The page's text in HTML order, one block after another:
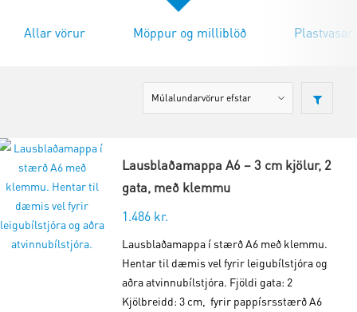
Allar vörur Möppur og milliblöð
Lausblaðamappa A6 – 3 cm kjölur, 2
gata, með klemmu
1.486 kr.
Lausblaðamappa í stærð A6 með klemmu.
Hentar til dæmis vel fyrir leigubílstjóra og
aðra atvinnubílstjóra. Fjöldi gata: 2
Kjölbreidd: 3 cm, fyrir pappísrsstærð A6